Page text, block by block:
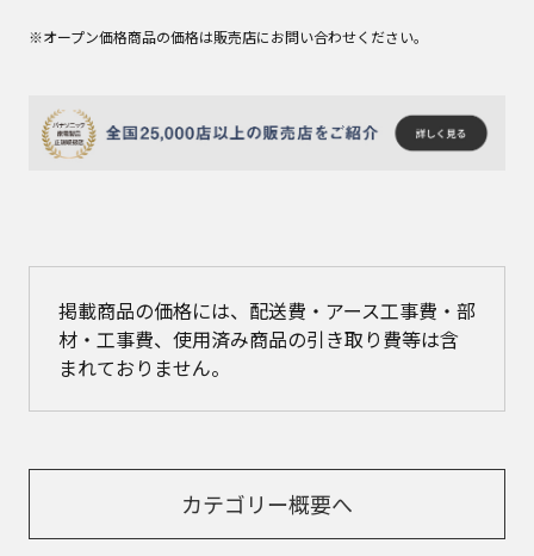
※オープン価格商品の価格は販売店にお問い合わせください。
掲載商品の価格には、配送費・アース工事費・部
材・工事費、使用済み商品の引き取り費等は含
まれておりません。
カテゴリー概要へ